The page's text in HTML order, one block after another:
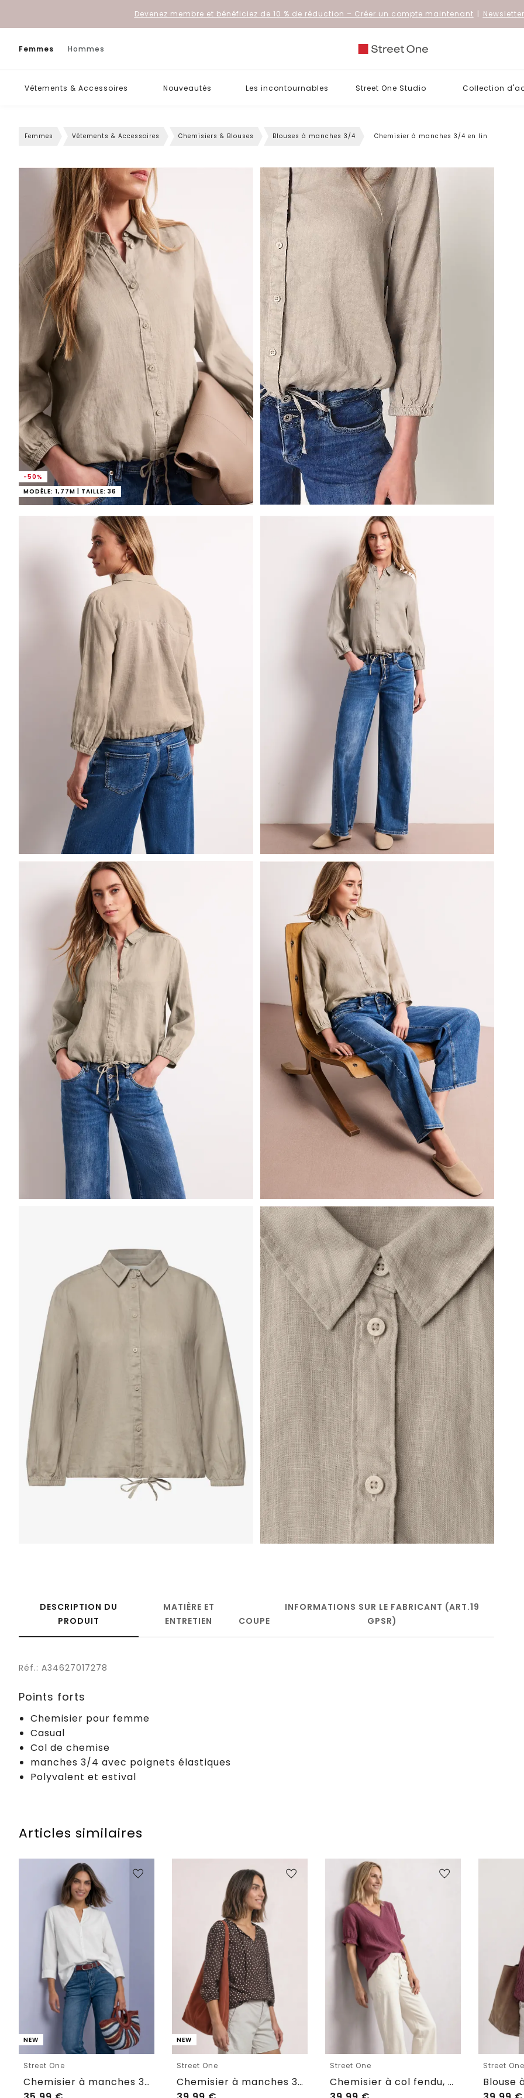
Devenez membre et bénéficiez de 10 % de réduction – Créer un compte maintenant |
Femmes Hommes
Vêtements & Accessoires Nouveautés Les incontournables Street One Studio Collection
Femmes Vêtements & Accessoires Chemisiers & Blouses Blouses à manches 3/4 Chemisier à manches 3/4 en lin
-50%
MODÈLE: 1,77M | TAILLE: 36
DESCRIPTION DU
PRODUIT
MATIÈRE ET
ENTRETIEN
COUPE
INFORMATIONS SUR LE FABRICANT (ART.19
GPSR)
Réf.: A34627017278
Points forts
Chemisier pour femme
Casual
Col de chemise
manches 3/4 avec poignets élastiques
Polyvalent et estival
Articles similaires
NEW
Street One
Chemisier à manches 3/4 et col fendu
NEW
Street One
Chemisier à manches 3/4, à col fendu et rubans
Street One
Chemisier à col fendu, manches raglan et imprimé
Street One